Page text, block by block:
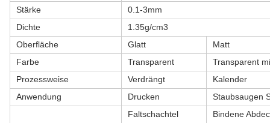
Stärke
0.1-3mm
Dichte
1.35g/cm3
Oberfläche
Glatt
Matt
Farbe
Transparent
Transparent
Prozessweise
Verdrängt
Kalender
Anwendung
Drucken
Staubsaugen
Faltschachtel
Bindene